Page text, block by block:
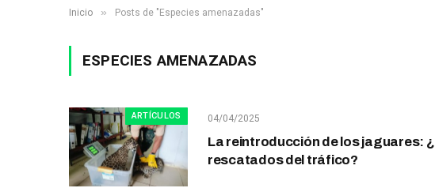
Inicio » Posts de "Especies amenazadas"
ESPECIES AMENAZADAS
ARTÍCULOS 04/04/2025
La reintroducción de los jaguares:
rescatados del tráfico?